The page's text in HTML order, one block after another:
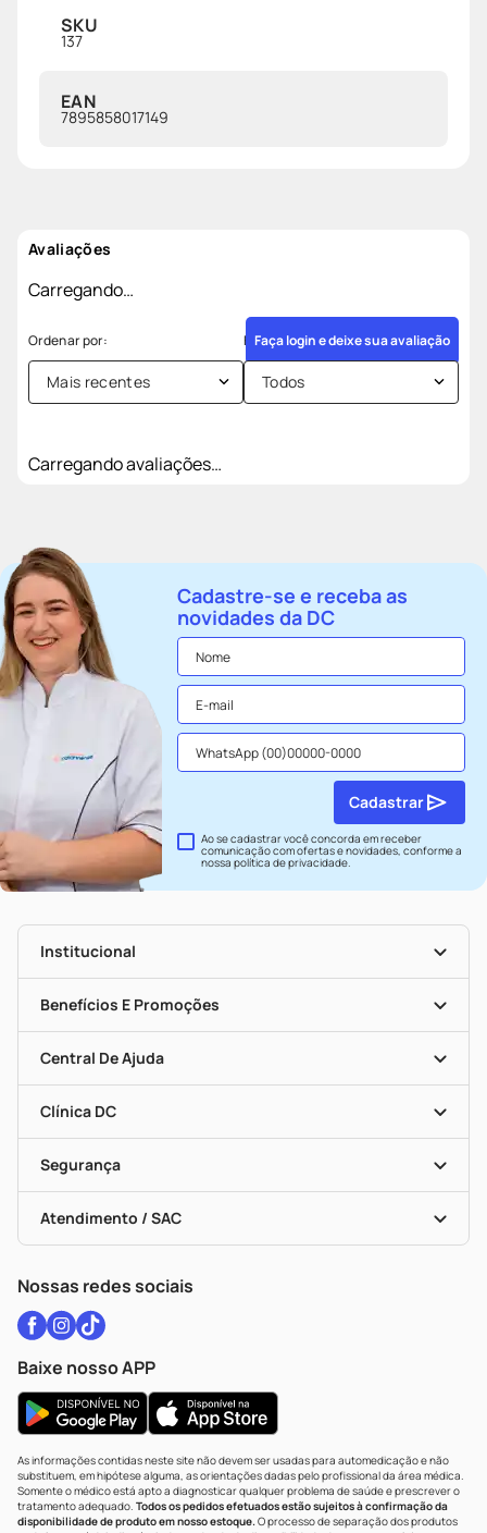
SKU
137
EAN
7895858017149
Avaliações
Carregando…
Faça login e deixe sua avaliação
Mais recentes Todos
Carregando avaliações…
Cadastre-se e receba as
novidades da DC
Ao se cadastrar você concorda em receber
comunicação com ofertas e novidades, conforme a
nossapolítica de privacidade.
Cadastrar
Institucional
História
Nossas Lojas
Seja Uma Loja Parceira
Mapa De Categorias
Benefícios E Promoções
Clube DC
Convênios
Programa Popular Do Brasil
Encarte De Ofertas
Dermaclub
Cupons E Ofertas
Black Friday
Central De Ajuda
Entrega
Recompra Programada
Alomed
Formas De Pagamento
Troca E Devolução
Bulas De A A Z
Políticas De Marketplace
Clínica DC
Vacinas
Serviços Farmacêuticos
Testes Rápidos
Autoteste Covid-19
Vacinas
Segurança
Certificado De Segurança
Portal Da Privacidade
Atendimento / SAC
WhatsApp (47) 9202-1687
Nossas redes sociais
Baixe nosso APP
As informações contidas neste site não devem ser usadas para automedicação e não
substituem, em hipótese alguma, as orientações dadas pelo profissional da área médica.
Somente o médico está apto a diagnosticar qualquer problema de saúde e prescrever o
tratamento adequado. Todos os pedidos efetuados estão sujeitos à confirmação da
disponibilidade de produto em nosso estoque.O processo de separação dos produtos